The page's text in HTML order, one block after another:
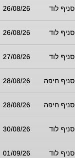
סניף לוד 26/08/26
סניף לוד 26/08/26
סניף לוד 27/08/26
סניף חיפה 28/08/26
סניף חיפה 28/08/26
סניף לוד 30/08/26
סניף לוד 01/09/26